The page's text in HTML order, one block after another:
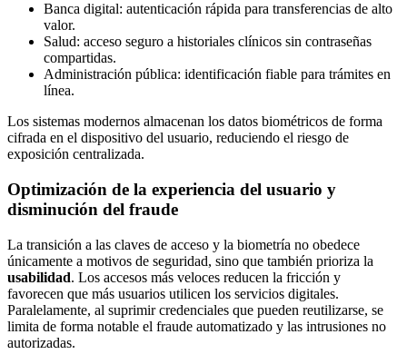
Banca digital: autenticación rápida para transferencias de alto
valor.
Salud: acceso seguro a historiales clínicos sin contraseñas
compartidas.
Administración pública: identificación fiable para trámites en
línea.
Los sistemas modernos almacenan los datos biométricos de forma
cifrada en el dispositivo del usuario, reduciendo el riesgo de
exposición centralizada.
Optimización de la experiencia del usuario y
disminución del fraude
La transición a las claves de acceso y la biometría no obedece
únicamente a motivos de seguridad, sino que también prioriza la
usabilidad. Los accesos más veloces reducen la fricción y
favorecen que más usuarios utilicen los servicios digitales.
Paralelamente, al suprimir credenciales que pueden reutilizarse, se
limita de forma notable el fraude automatizado y las intrusiones no
autorizadas.